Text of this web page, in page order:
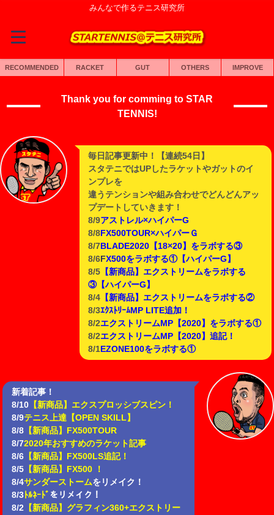
みんなで作るテニス研究所
RECOMMENDED RACKET GUT OTHERS IMPROVE
Thank you for comming to STAR
TENNIS!
毎日記事更新中！【連続54日】
スタテニではUPしたラケットやガットのイ
ンプレを
違うテンションや組み合わせでどんどんアッ
プデートしていきます！
8/9アストレル×ハイパーG
8/8 FX500TOUR×ハイパーＧ
8/7 BLADE2020【18×20】をラボする③
8/6 FX500をラボする①【ハイパーG】
8/5 【新商品】エクストリームをラボする
③【ハイパーG】
8/4 【新商品】エクストリームをラボする②
8/3ｴｸｽﾄﾘｰﾑMP LITE追加！
8/2エクストリームMP【2020】をラボする①
8/2エクストリームMP【2020】追記！
8/1 EZONE100をラボする①
新着記事！
8/10【新商品】エクスプロッシブスピン！
8/9テニス上達【OPEN SKILL】
8/8【新商品】FX500TOUR
8/72020年おすすめのラケット記事
8/6【新商品】FX500LS追記！
8/5【新商品】FX500 ！
8/4サンダーストームをリメイク！
8/3ﾄﾙﾈｰﾄﾞ をリメイク！
8/2 【新商品】グラフィン360+エクストリー